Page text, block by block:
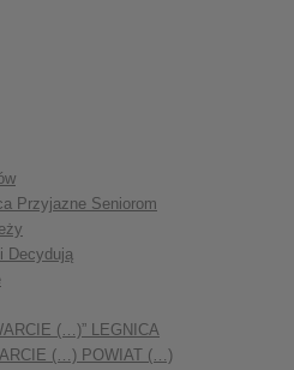
Przyjazne Seniorom
Decydują
(…)” LEGNICA
(…) POWIAT (…)